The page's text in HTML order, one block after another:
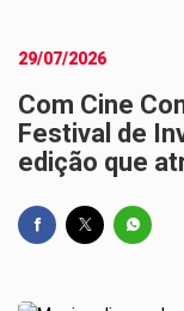
29/07/2026
Com Cine
Festival de
edição que